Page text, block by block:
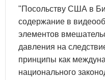
"Посольству США в
содержание в
элементов
давления на
принципы как
национального